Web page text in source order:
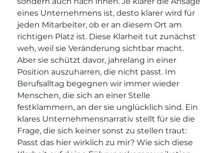
eines Unternehmens ist, desto klarer wird für
jeden Mitarbeiter, ob er an diesem Ort am
richtigen Platz ist. Diese Klarheit tut zunächst
weh, weil sie Veränderung sichtbar macht.
Aber sie schützt davor, jahrelang in einer
Position auszuharren, die nicht passt. Im
Berufsalltag begegnen wir immer wieder
Menschen, die sich an einer Stelle
festklammern, an der sie unglücklich sind. Ein
klares Unternehmensnarrativ stellt für sie die
Frage, die sich keiner sonst zu stellen traut:
Passt das hier wirklich zu mir? Wie sich diese